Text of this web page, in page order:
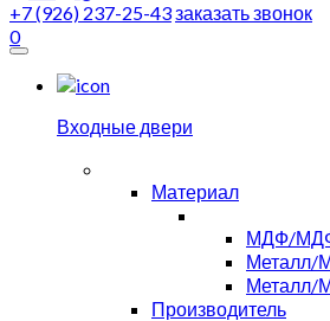
+7 (926) 237-25-43заказать звонок
0
Входные двери
Материал
МДФ/
Металл/
Металл/
Производитель